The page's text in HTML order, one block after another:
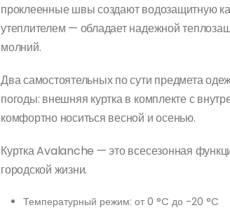
проклеенные швы создают водозащитную
утеплителем — обладает надежной
молний.
Два самостоятельных по сути предмета
погоды: внешняя куртка в комплекте с
комфортно носиться весной и осенью.
Куртка Avalanche — это всесезонная
городской жизни.
Температурный режим: от 0 °C до -20 °C